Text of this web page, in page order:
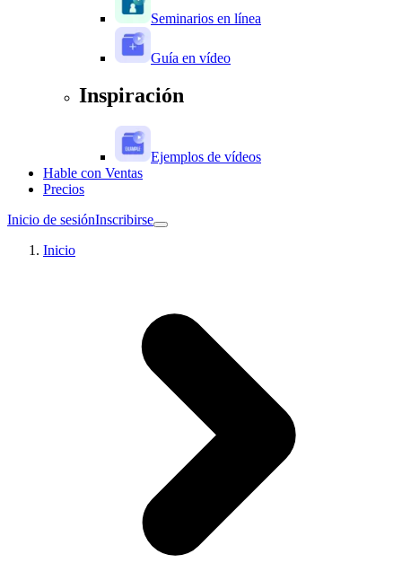
Seminarios en línea
Guía en vídeo
Inspiración
Ejemplos de vídeos
Hable con Ventas
Precios
Inicio de sesiónInscribirse
Inicio